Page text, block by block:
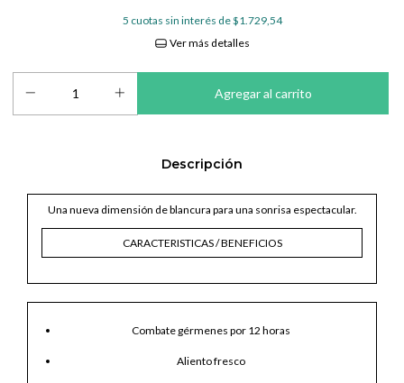
5 cuotas sin interés de$1.729,54
Ver más detalles
Descripción
Una nueva dimensión de blancura para una sonrisa espectacular.
CARACTERISTICAS / BENEFICIOS
Combate gérmenes por 12 horas
Aliento fresco